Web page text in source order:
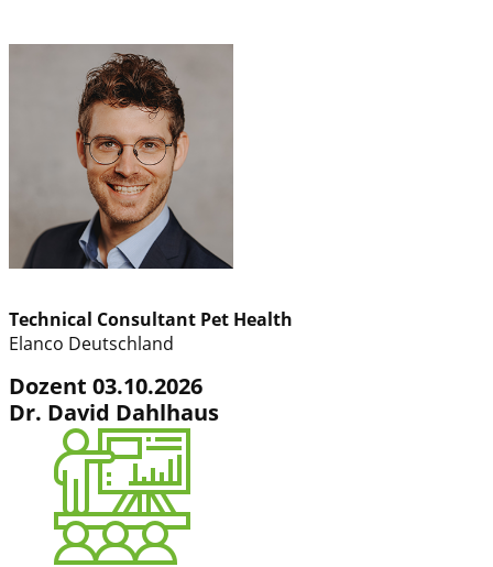
Technical Consultant Pet Health
Elanco Deutschland
Dozent 03.10.2026
Dr. David Dahlhaus